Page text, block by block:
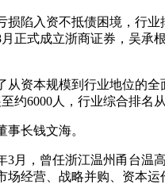
陷入资不抵债困境，行
正式成立浙商证券，吴
资本规模到行业地位的
约6000人，行业综合排名
长钱文海。
3月，曾任浙江温州甬台
经营、战略并购、资本运